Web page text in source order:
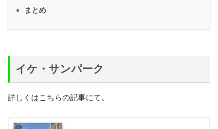
まとめ
イケ・サンパーク
詳しくはこちらの記事にて。